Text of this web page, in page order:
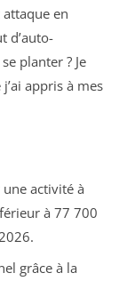
en
d’auto-
planter ? Je
appris à mes
activité à
à 77 700
grâce à la